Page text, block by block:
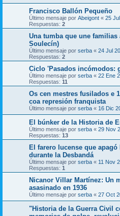
Francisco Ballón Pequeño
Último mensaje por Abeigont « 25
Respuestas: 2
Una tumba que une
Soulecín)
Último mensaje por serba « 24 Jul
Respuestas: 2
Ciclo 'Pasados incómodos:
Último mensaje por serba « 22 Ene
Respuestas: 11
Os cen mestres fusilados e
coa represión franquista
Último mensaje por serba « 16 Dic
El búnker de la Historia de
Último mensaje por serba « 29 Nov
Respuestas: 13
El farero lucense que
durante la Desbandá
Último mensaje por serba « 11 Nov
Respuestas: 1
Nicanor Villar Martínez: Un
asasinado en 1936
Último mensaje por serba « 27 Oct
"Historia de la Guerra Civil